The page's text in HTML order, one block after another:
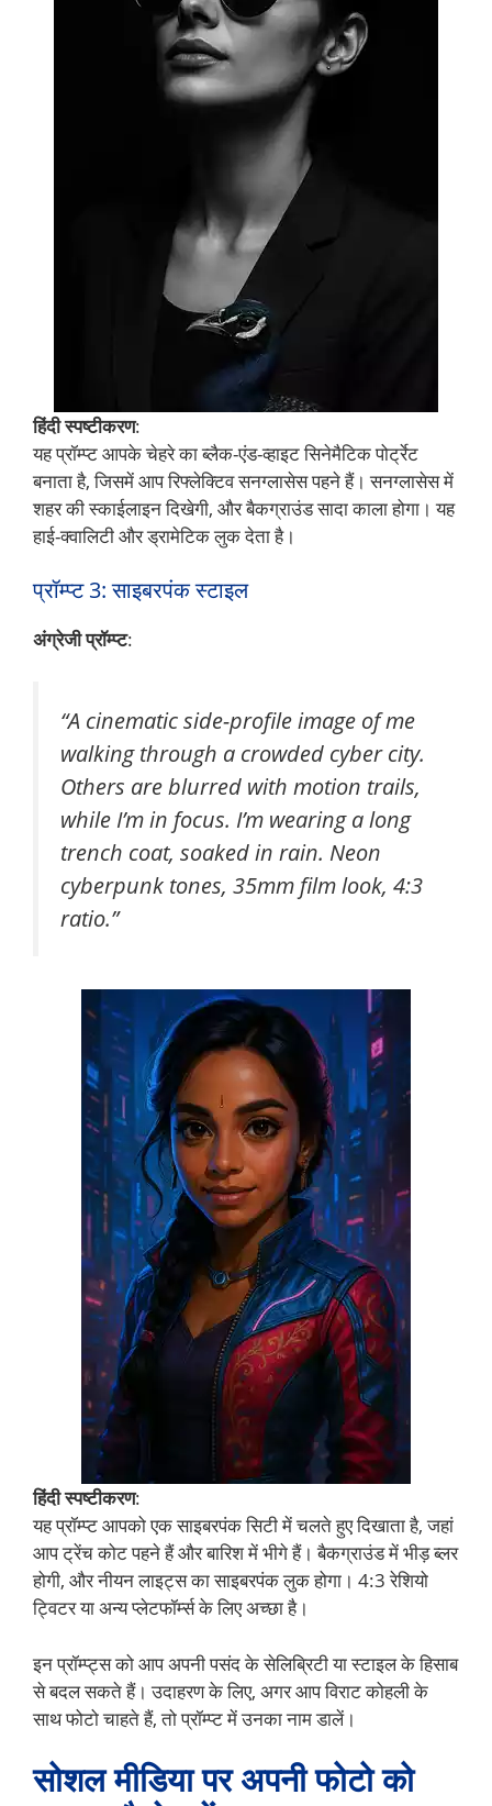
हिंदी स्पष्टीकरण:
यह प्रॉम्प्ट आपके चेहरे का ब्लैक-एंड-व्हाइट सिनेमैटिक पोर्ट्रेट
बनाता है, जिसमें आप रिफ्लेक्टिव सनग्लासेस पहने हैं। सनग्लासेस में
शहर की स्काईलाइन दिखेगी, और बैकग्राउंड सादा काला होगा। यह
हाई-क्वालिटी और ड्रामेटिक लुक देता है।
प्रॉम्प्ट 3: साइबरपंक स्टाइल
अंग्रेजी प्रॉम्प्ट:
“A cinematic side-profile image of me
walking through a crowded cyber city.
Others are blurred with motion trails,
while I’m in focus. I’m wearing a long
trench coat, soaked in rain. Neon
cyberpunk tones, 35mm film look, 4:3
ratio.”
हिंदी स्पष्टीकरण:
यह प्रॉम्प्ट आपको एक साइबरपंक सिटी में चलते हुए दिखाता है, जहां
आप ट्रेंच कोट पहने हैं और बारिश में भीगे हैं। बैकग्राउंड में भीड़ ब्लर
होगी, और नीयन लाइट्स का साइबरपंक लुक होगा। 4:3 रेशियो
ट्विटर या अन्य प्लेटफॉर्म्स के लिए अच्छा है।
इन प्रॉम्प्ट्स को आप अपनी पसंद के सेलिब्रिटी या स्टाइल के हिसाब
से बदल सकते हैं। उदाहरण के लिए, अगर आप विराट कोहली के
साथ फोटो चाहते हैं, तो प्रॉम्प्ट में उनका नाम डालें।
सोशल मीडिया पर अपनी फोटो को